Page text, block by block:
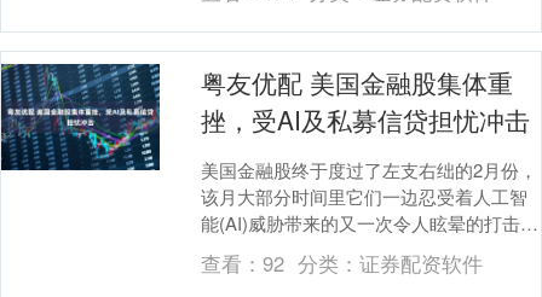
粤友优配 美国金融股集体重
挫，受AI及私募信贷担忧冲击
美国金融股终于度过了左支右绌的2月份，
该月大部分时间里它们一边忍受着人工智
能(AI)威胁带来的又一次令人眩晕的打击，
一边努力应对私募信贷领域中杰米·戴蒙曾
警告过....
查看：92 分类： 证券配资软件